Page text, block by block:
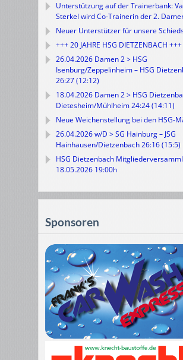
Unterstützung auf der Trainerbank:
Sterkel wird Co-Trainerin der 2.
Neuer Unterstützer für unsere
+++ 20 JAHRE HSG DIETZENBACH +++
26.04.2026 Damen 2 > HSG
Isenburg/Zeppelinheim – HSG
26:27 (12:12)
18.04.2026 Damen 2 > HSG
Dietesheim/Mühlheim 24:24 (14:11)
Neue Weichenstellung bei den HSG-
26.04.2026 w/D > SG Hainburg – JSG
Hainhausen/Dietzenbach 26:16 (15:5)
HSG Dietzenbach
18.05.2026 19:00h
Sponsoren